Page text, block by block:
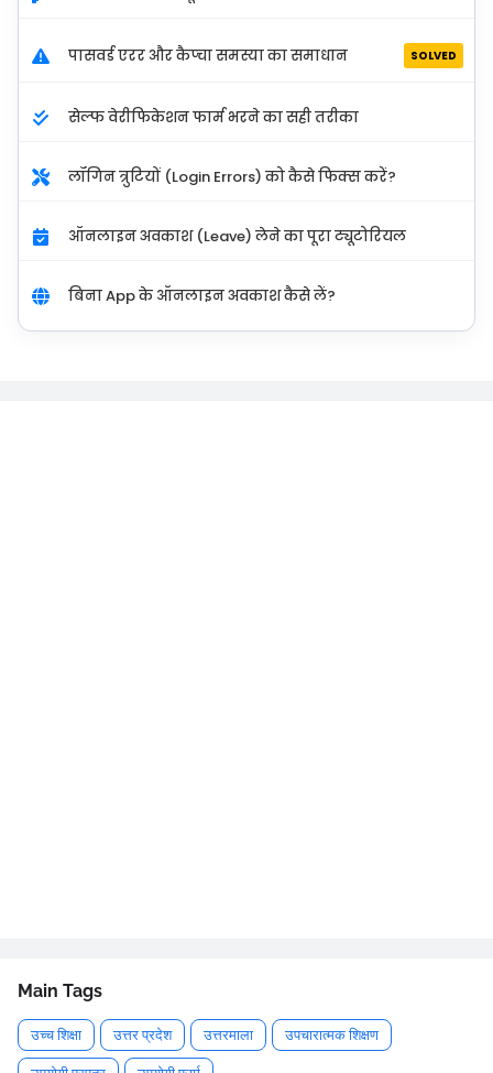
पासवर्ड एरर और कैप्चा समस्या का समाधान SOLVED
सेल्फ वेरीफिकेशन फार्म भरने का सही तरीका
लॉगिन त्रुटियों (Login Errors) को कैसे फिक्स करें?
ऑनलाइन अवकाश (Leave) लेने का पूरा ट्यूटोरियल
बिना App के ऑनलाइन अवकाश कैसे लें?
Main Tags
उच्च शिक्षा उत्तर प्रदेश उत्तरमाला उपचारात्मक शिक्षण